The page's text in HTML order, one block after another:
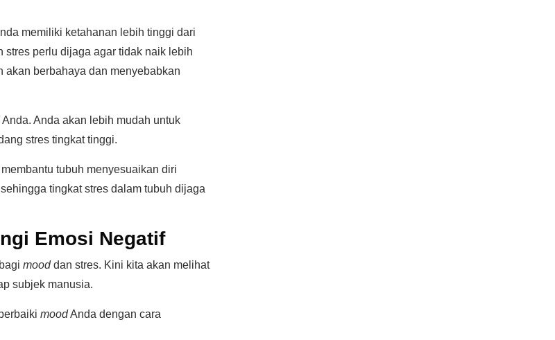
memiliki ketahanan lebih tinggi dari
stres perlu dijaga agar tidak naik lebih
akan berbahaya dan menyebabkan
Anda. Anda akan lebih mudah untuk
stres tingkat tinggi.
tubuh menyesuaikan diri
tingkat stres dalam tubuh dijaga
Emosi Negatif
mooddan stres. Kini kita akan melihat
subjek manusia.
moodAnda dengan cara